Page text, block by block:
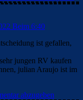
Beim 6:40
ist gefallen,
jungen RV kaufen
julian Araujo ist im
abzugeben